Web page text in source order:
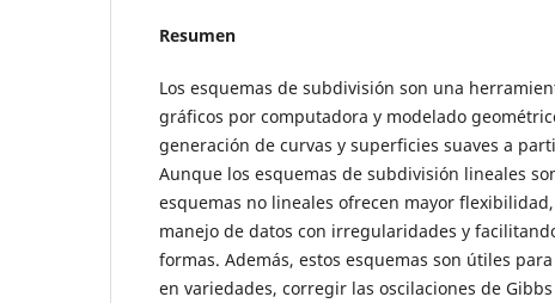
Resumen
Los esquemas de subdivisión son una
gráficos por computadora y modelado
generación de curvas y superficies suaves a
Aunque los esquemas de subdivisión lineales
esquemas no lineales ofrecen mayor
manejo de datos con irregularidades y
formas. Además, estos esquemas son útiles
en variedades, corregir las oscilaciones de